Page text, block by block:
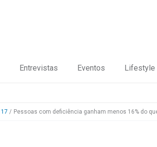
Entrevistas Eventos Lifestyle
17 Pessoas com deficiência ganham menos 16% do